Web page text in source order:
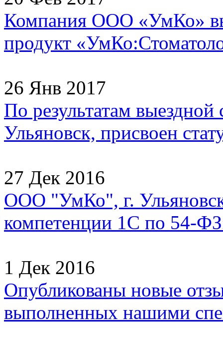
Компания ООО «УмКо»
продукт
26 Янв 2017
По результатам
Ульяновск, присвоен
27 Дек 2016
ООО "УмКо", г.
компетенции 1С по 54-
1 Дек 2016
Опубликованы новые
выполненных нашими